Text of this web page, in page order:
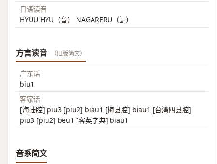
日语读音
HYUU HYU（音） NAGARERU（訓）
方言读音 （旧版简文）
广东话
biu1
客家话
[海陆腔] piu3 [piu2] biau1 [梅县腔] biau1 [台湾四县腔]
piu3 [piu2] beu1 [客英字典] biau1
音系简文